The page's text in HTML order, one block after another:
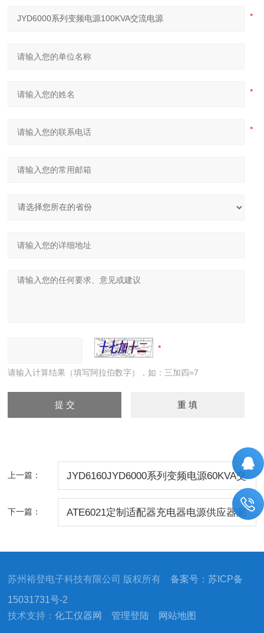
请输入计算结果（填写阿拉伯数字），如：三加四=7
上一篇： JYD6160JYD6000系列变频电源60KVA交
下一篇： ATE6021定制适配器充电器电源供应器测
苏州裕登电子科技有限公司 版权所有备案号：苏ICP备
15031731号-2
技术支持：化工仪器网 管理登陆 网站地图